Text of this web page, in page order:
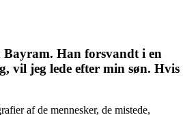
Bayram. Han forsvandt i en
vil jeg lede efter min søn. Hvis
af de mennesker, de mistede,